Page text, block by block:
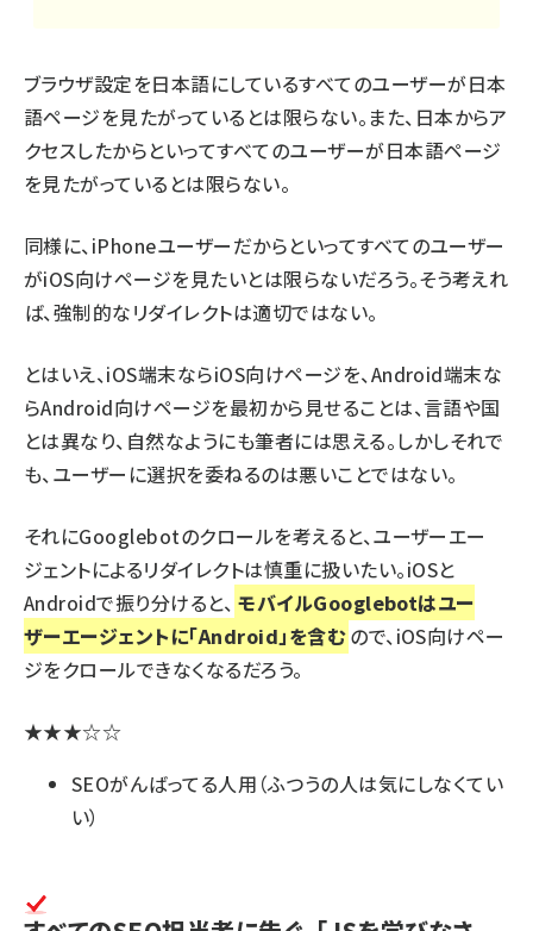
ブラウザ設定を日本語にしているすべてのユーザーが日本
語ページを見たがっているとは限らない。また、日本からア
クセスしたからといってすべてのユーザーが日本語ページ
を見たがっているとは限らない。
同様に、iPhoneユーザーだからといってすべてのユーザー
がiOS向けページを見たいとは限らないだろう。そう考えれ
ば、強制的なリダイレクトは適切ではない。
とはいえ、iOS端末ならiOS向けページを、Android端末な
らAndroid向けページを最初から見せることは、言語や国
とは異なり、自然なようにも筆者には思える。しかしそれで
も、ユーザーに選択を委ねるのは悪いことではない。
それにGooglebotのクロールを考えると、ユーザーエー
ジェントによるリダイレクトは慎重に扱いたい。iOSと
Androidで振り分けると、 モバイルGooglebotはユー
ザーエージェントに「Android」を含む ので、iOS向けペー
ジをクロールできなくなるだろう。
★★★☆☆
SEOがんばってる人用（ふつうの人は気にしなくてい
い）